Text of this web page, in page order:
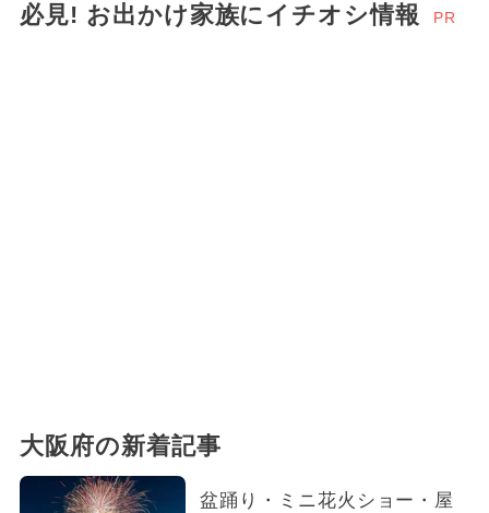
必見! お出かけ家族にイチオシ情報 PR
大阪府の新着記事
盆踊り・ミニ花火ショー・屋